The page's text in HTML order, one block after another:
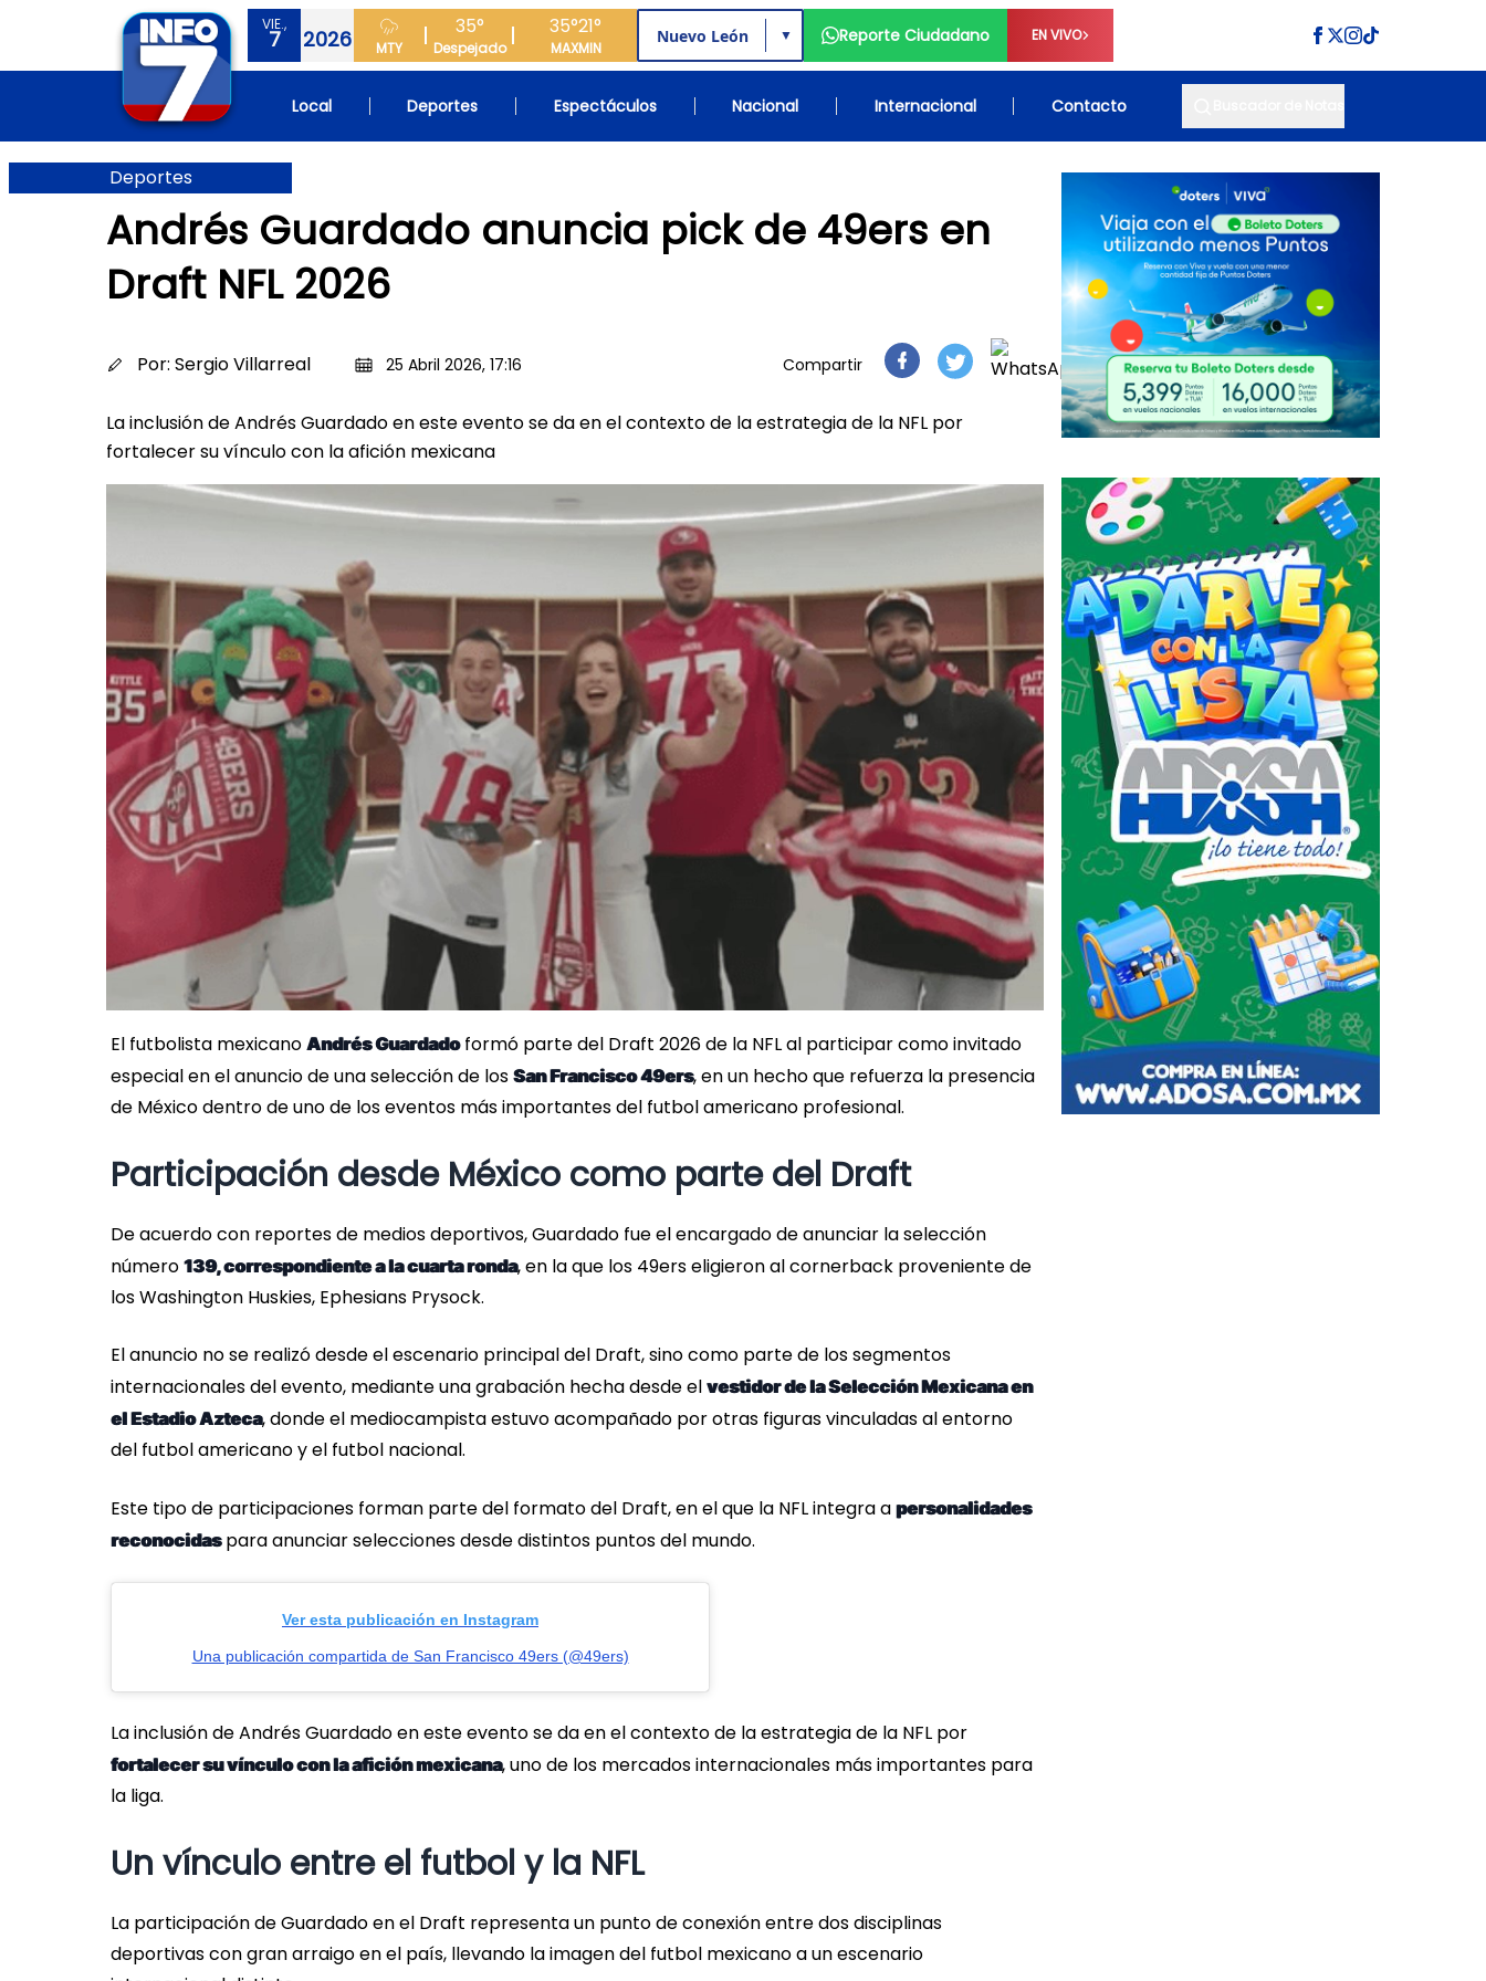
VIE.,
7 2026 MTY
35°
Despejado
35°
MAX
21°
MIN
▼ Reporte Ciudadano EN VIVO
Local Deportes Espectáculos Nacional Internacional Contacto
Deportes
Andrés Guardado anuncia pick de 49ers en
Draft NFL 2026
Por: Sergio Villarreal 25 Abril 2026, 17:16 Compartir
La inclusión de Andrés Guardado en este evento se da en el contexto de la estrategia de la NFL por
fortalecer su vínculo con la afición mexicana
El futbolista mexicano Andrés Guardadoformó parte del Draft 2026 de la NFL al participar como invitado
especial en el anuncio de una selección de los San Francisco 49ers, en un hecho que refuerza la presencia
de México dentro de uno de los eventos más importantes del futbol americano profesional.
Participación desde México como parte del Draft
De acuerdo con reportes de medios deportivos, Guardado fue el encargado de anunciar la selección
número 139, correspondiente a la cuarta ronda, en la que los 49ers eligieron al cornerback proveniente de
los Washington Huskies, Ephesians Prysock.
El anuncio no se realizó desde el escenario principal del Draft, sino como parte de los segmentos
internacionales del evento, mediante una grabación hecha desde el vestidor de la Selección Mexicana en
el Estadio Azteca, donde el mediocampista estuvo acompañado por otras figuras vinculadas al entorno
del futbol americano y el futbol nacional.
Este tipo de participaciones forman parte del formato del Draft, en el que la NFL integra a personalidades
reconocidaspara anunciar selecciones desde distintos puntos del mundo.
Ver esta publicación en Instagram
Una publicación compartida de San Francisco 49ers (@49ers)
La inclusión de Andrés Guardado en este evento se da en el contexto de la estrategia de la NFL por
fortalecer su vínculo con la afición mexicana, uno de los mercados internacionales más importantes para
la liga.
Un vínculo entre el futbol y la NFL
La participación de Guardado en el Draft representa un punto de conexión entre dos disciplinas
deportivas con gran arraigo en el país, llevando la imagen del futbol mexicano a un escenario